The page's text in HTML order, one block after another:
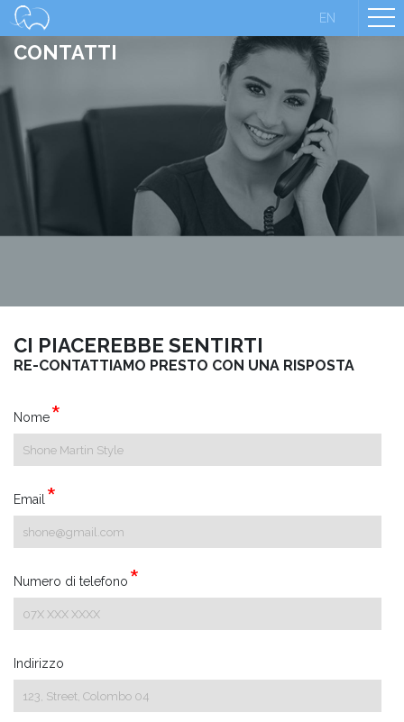
EN
CONTATTI
CI PIACEREBBE SENTIRTI
RE-CONTATTIAMO PRESTO CON UNA RISPOSTA
Nome
Email
Numero di telefono
Indirizzo